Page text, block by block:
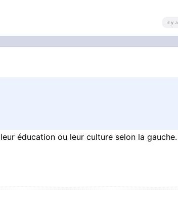
il y
éducation ou leur culture selon la gauche.